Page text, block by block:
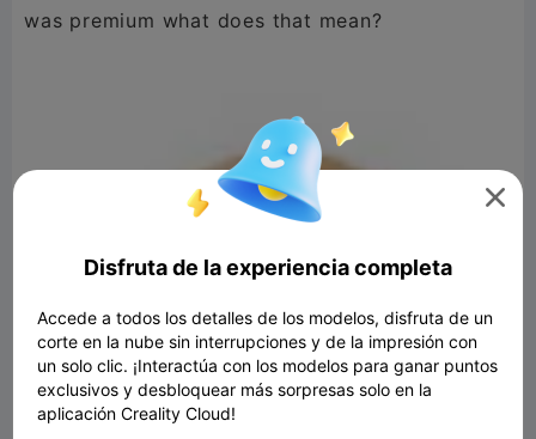
was premium what does that mean?

Disfruta de la experiencia completa
Accede a todos los detalles de los modelos, disfruta de un
corte en la nube sin interrupciones y de la impresión con
un solo clic. ¡Interactúa con los modelos para ganar puntos
exclusivos y desbloquear más sorpresas solo en la
aplicación Creality Cloud!